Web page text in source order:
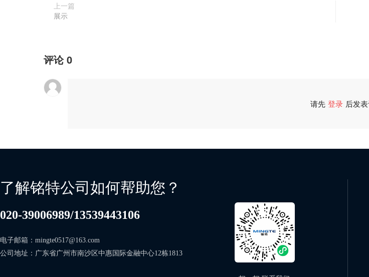
上一篇
展示
评论0
请先 登录 后发
了解铭特公司如何帮助您？
020-39006989/13539443106
电子邮箱：mingte0517@163.com
公司地址：广东省广州市南沙区中惠国际金融中心12栋1813